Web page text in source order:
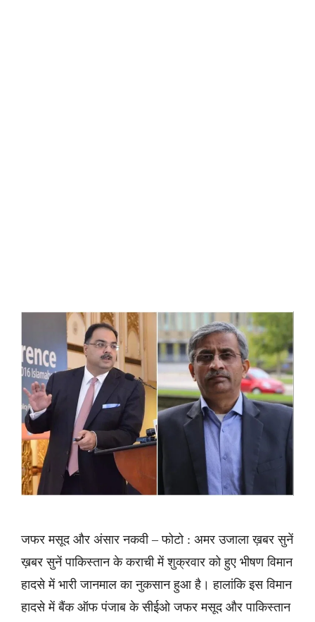
जफर मसूद और अंसार नकवी – फोटो : अमर उजाला ख़बर सुनें
ख़बर सुनें पाकिस्तान के कराची में शुक्रवार को हुए भीषण विमान
हादसे में भारी जानमाल का नुकसान हुआ है। हालांकि इस विमान
हादसे में बैंक ऑफ पंजाब के सीईओ जफर मसूद और पाकिस्तान